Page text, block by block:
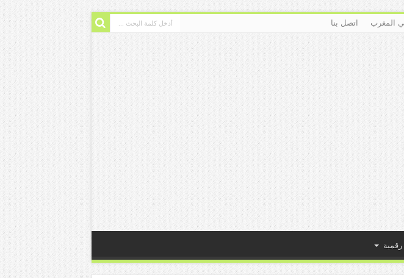
المغرب اتصل بنا
رقمية